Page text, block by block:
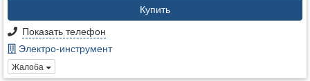
Купить
Показать телефон
Электро-инструмент
Жалоба